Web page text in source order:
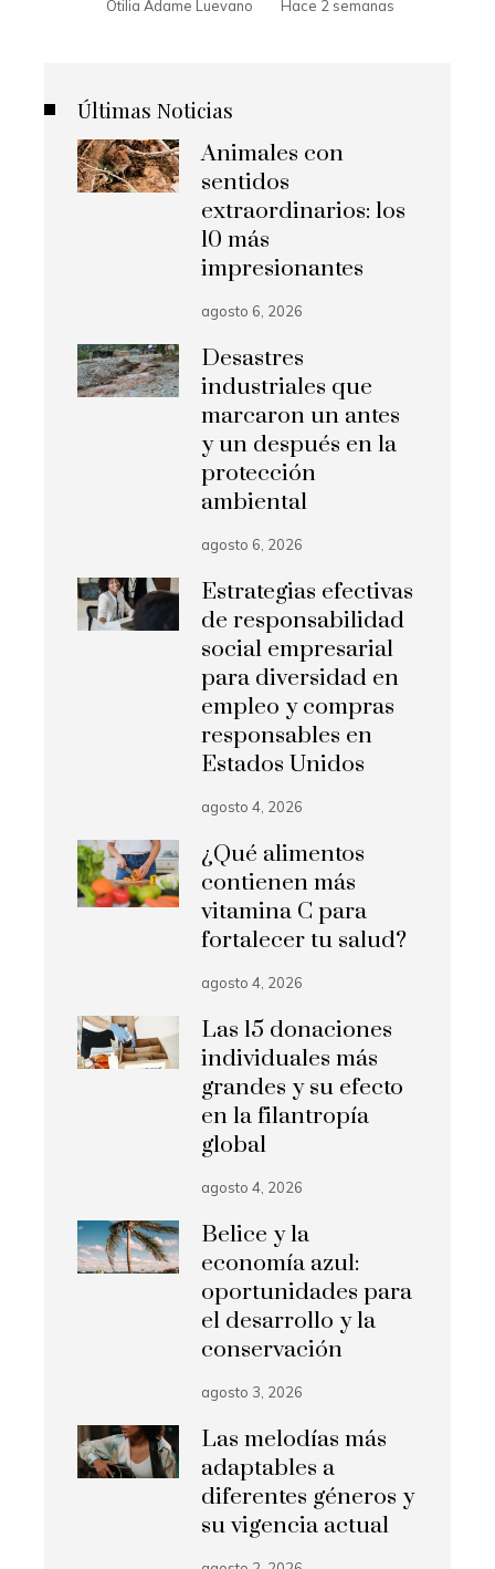
Otilia Adame Luevano Hace 2 semanas
Últimas Noticias
Animales con
sentidos
extraordinarios: los
10 más
impresionantes
agosto 6, 2026
Desastres
industriales que
marcaron un antes
y un después en la
protección
ambiental
agosto 6, 2026
Estrategias efectivas
de responsabilidad
social empresarial
para diversidad en
empleo y compras
responsables en
Estados Unidos
agosto 4, 2026
¿Qué alimentos
contienen más
vitamina C para
fortalecer tu salud?
agosto 4, 2026
Las 15 donaciones
individuales más
grandes y su efecto
en la filantropía
global
agosto 4, 2026
Belice y la
economía azul:
oportunidades para
el desarrollo y la
conservación
agosto 3, 2026
Las melodías más
adaptables a
diferentes géneros y
su vigencia actual